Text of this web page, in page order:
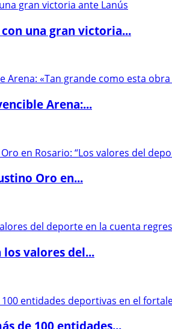
con una gran victoria...
Arena:...
Oro en...
valores del...
de 100 entidades...